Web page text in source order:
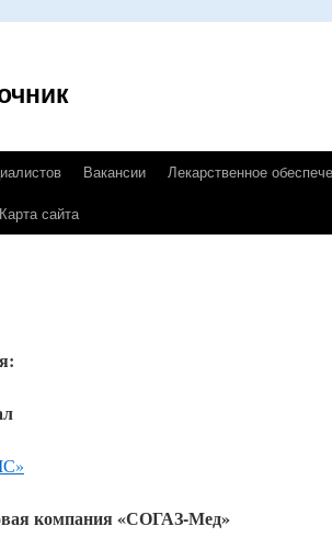
Вакансии
Лекарственное
Карта сайта
компания «СОГАЗ-Мед»